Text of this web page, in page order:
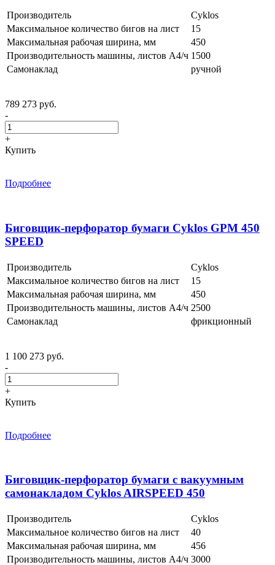
Производитель
Cyklos
Максимальное количество бигов на лист
15
Максимальная рабочая ширина, мм
450
Производительность машины, листов А4/ч 1500
Самонаклад
ручной
789 273 руб.
-
+
Купить
Подробнее
Биговщик-перфоратор бумаги Cyklos GPM 450
SPEED
Производитель
Cyklos
Максимальное количество бигов на лист
15
Максимальная рабочая ширина, мм
450
Производительность машины, листов А4/ч 2500
Самонаклад
фрикционный
1 100 273 руб.
-
+
Купить
Подробнее
Биговщик-перфоратор бумаги с вакуумным
самонакладом Cyklos AIRSPEED 450
Производитель
Cyklos
Максимальное количество бигов на лист
40
Максимальная рабочая ширина, мм
456
Производительность машины, листов А4/ч 3000